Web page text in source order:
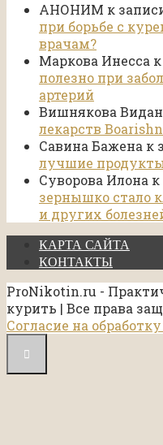
АНОНИМ к
при борьбе с
врачам?
Маркова Инесса
полезно при
артерий
Вишнякова
лекарств
Савина Бажена к
лучшие
Суворова Илона
зернышко стало
и других
КАРТА САЙТА
КОНТАКТЫ
ProNikotin.ru -
курить | Все права
Согласие на